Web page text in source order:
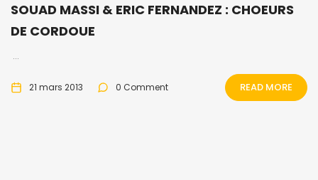
SOUAD MASSI & ERIC FERNANDEZ : CHOEURS
DE CORDOUE
...
21 mars 2013 0 Comment READ MORE